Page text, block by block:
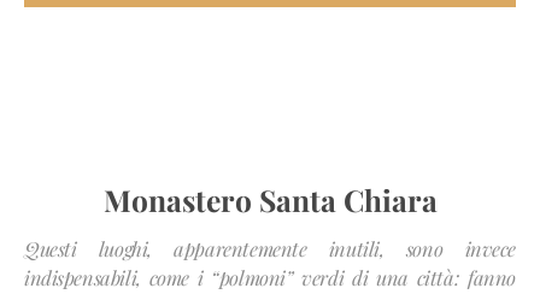
Monastero Santa Chiara
Questi luoghi, apparentemente inutili, sono invece
indispensabili, come i “polmoni” verdi di una città: fanno